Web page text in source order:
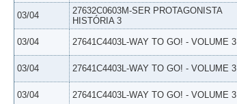
03/04
27632C0603M-SER PROTAGONISTA
HISTÓRIA 3
03/04 27641C4403L-WAY TO GO! - VOLUME 3
03/04 27641C4403L-WAY TO GO! - VOLUME 3
03/04 27641C4403L-WAY TO GO! - VOLUME 3